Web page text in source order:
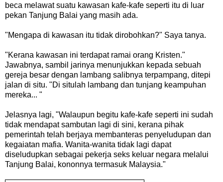
beca melawat suatu kawasan kafe-kafe seperti itu di luar
pekan Tanjung Balai yang masih ada.
"Mengapa di kawasan itu tidak dirobohkan?" Saya tanya.
"Kerana kawasan ini terdapat ramai orang Kristen."
Jawabnya, sambil jarinya menunjukkan kepada sebuah
gereja besar dengan lambang salibnya terpampang, ditepi
jalan di situ. "Di situlah lambang dan tunjang keampuhan
mereka... "
Jelasnya lagi, "Walaupun begitu kafe-kafe seperti ini sudah
tidak mendapat sambutan lagi di sini, kerana pihak
pemerintah telah berjaya membanteras penyeludupan dan
kegaiatan mafia. Wanita-wanita tidak lagi dapat
diseludupkan sebagai pekerja seks keluar negara melalui
Tanjung Balai, kononnya termasuk Malaysia."